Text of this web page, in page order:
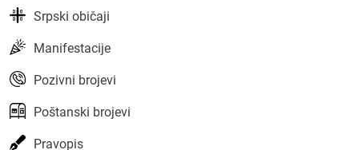
Srpski običaji
Manifestacije
Pozivni brojevi
Poštanski brojevi
Pravopis